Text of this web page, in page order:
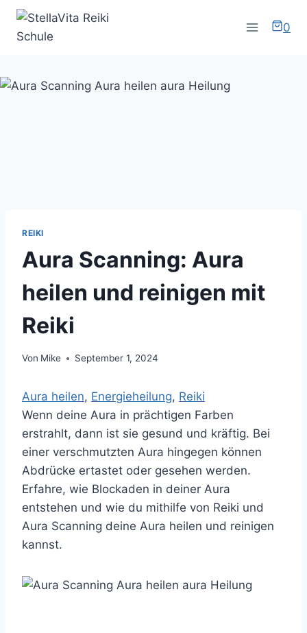
Zum
springen
0
REIKI
Aura Scanning: Aura
heilen und reinigen mit
Reiki
Von Mike September 1, 2024
Aura heilen, Energieheilung, Reiki
Wenn deine Aura in prächtigen Farben
erstrahlt, dann ist sie gesund und kräftig. Bei
einer verschmutzten Aura hingegen können
Abdrücke ertastet oder gesehen werden.
Erfahre, wie Blockaden in deiner Aura
entstehen und wie du mithilfe von Reiki und
Aura Scanning deine Aura heilen und reinigen
kannst.